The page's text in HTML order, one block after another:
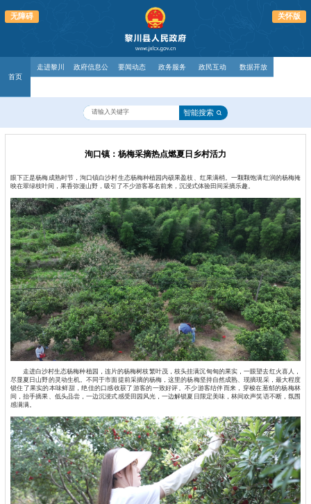
关怀版
无障碍
首页
走进黎川 政府信息公 要闻动态 政务服务 政民互动 数据开放
智能搜索
洵口镇：杨梅采摘热点燃夏日乡村活力
眼下正是杨梅成熟时节，洵口镇白沙村生态杨梅种植园内硕果盈枝、红果满梢。一颗颗饱满红润的杨梅掩
映在翠绿枝叶间，果香弥漫山野，吸引了不少游客慕名前来，沉浸式体验田间采摘乐趣。
走进白沙村生态杨梅种植园，连片的杨梅树枝繁叶茂，枝头挂满沉甸甸的果实，一眼望去红火喜人，
尽显夏日山野的灵动生机。不同于市面提前采摘的杨梅，这里的杨梅坚持自然成熟、现摘现采，最大程度
锁住了果实的本味鲜甜，绝佳的口感收获了游客的一致好评。不少游客结伴而来，穿梭在葱郁的杨梅林
间，抬手摘果、低头品尝，一边沉浸式感受田园风光，一边解锁夏日限定美味，林间欢声笑语不断，氛围
感满满。